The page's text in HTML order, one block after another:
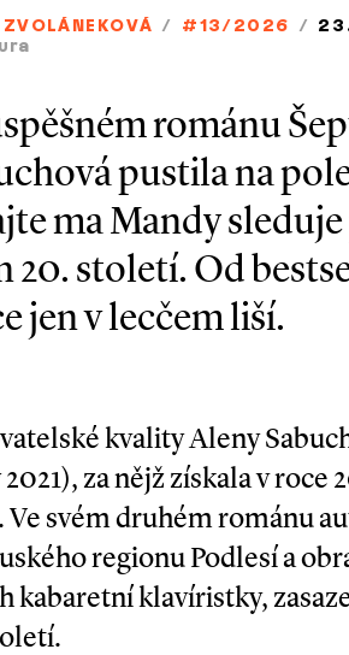
/ #13/2026 /
románu
pustila na
ma Mandy
20. století. Od
jen v lecčem liší.
kvality Aleny
2021), za nějž získala v
Ve svém druhém románu
regio­nu Podlesí a
kabaretní klavíristky,